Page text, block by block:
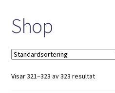
Shop
Visar 321–323 av 323 resultat